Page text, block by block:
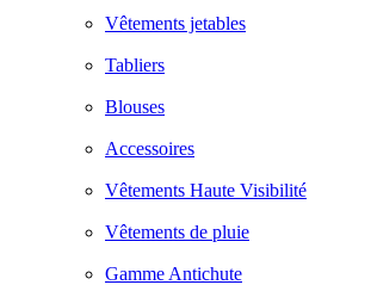
Vêtements jetables
Tabliers
Blouses
Accessoires
Vêtements Haute Visibilité
Vêtements de pluie
Gamme Antichute